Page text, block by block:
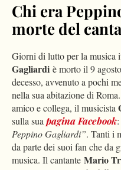
Chi era
morte del
Giorni di lutto per la musica
Gagliardi è morto il 9
decesso, avvenuto a pochi
nella sua abitazione di
amico e collega, il musicista
sulla suapagina Facebook:
Peppino Gagliardi”. Tanti i
da parte dei suoi fan che da
musica. Il cantante Mario